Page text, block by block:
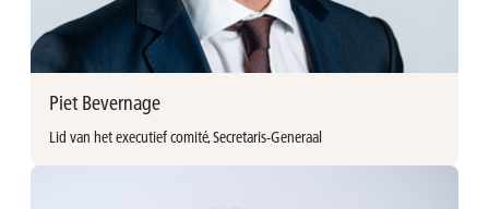
+32 (0)3 897 92 48
Piet Bevernage
Lid van het executief comité, Secretaris-Generaal